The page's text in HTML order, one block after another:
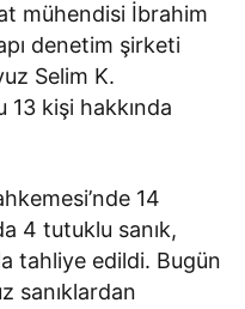
mühendisi İbrahim
denetim şirketi
Selim K.
13 kişi hakkında
14
4 tutuklu sanık,
tahliye edildi. Bugün
sanıklardan